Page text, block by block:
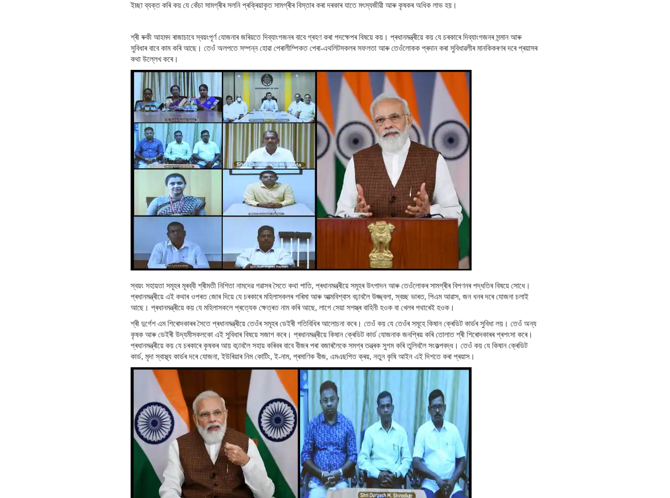
ইচ্ছা ব্যক্ত কৰি কয় যে কেঁচা সামগ্ৰীৰ সলনি প্ৰক্ৰিয়াকৃত সামগ্ৰীৰ বিস্তাৰ কৰা দৰকাৰ যাতে মৎস্যজীৱী আৰু কৃষকৰ অধিক লাভ হয়।
শ্ৰী ৰুকী আহমদ ৰাজাচাবে স্বয়ংপূৰ্ণ যোজনাৰ জৰিয়তে দিব্যাংগজনৰ বাবে গ্ৰহণ কৰা পদক্ষেপৰ বিষয়ে কয়। প্ৰধানমন্ত্ৰীয়ে কয় যে চৰকাৰে দিব্যাংগজনৰ সন্মান আৰু
সুবিধাৰ বাবে কাম কৰি আছে। তেওঁ অলপতে সম্পন্ন হোৱা পেৰালীম্পিকত পেৰা-এথলিটসকলৰ সফলতা আৰু তেওঁলোকক প্ৰদান কৰা সুবিধাৱলীৰ মানকিকৰণৰ দৰে প্ৰয়াসৰ
কথা উল্লেখ কৰে।
স্বয়ং সহায়তা সমূহৰ মূৰব্বী শ্ৰীমতী নিশিতা নামদেৱ গৱাসৰ সৈতে কথা পাতি, প্ৰধানমন্ত্ৰীয়ে সমূহৰ উৎপাদন আৰু তেওঁলোকৰ সামগ্ৰীৰ বিপণনৰ পদ্ধতিৰ বিষয়ে সোধে।
প্ৰধানমন্ত্ৰীয়ে এই কথাৰ ওপৰত জোৰ দিয়ে যে চৰকাৰে মহিলাসকলৰ গৰিমা আৰু আত্মবিশ্বাস বঢ়াবলৈ উজ্জ্বলা, স্বচ্ছ ভাৰত, পিএম আৱাস, জন ধনৰ দৰে যোজনা চলাই
আছে। প্ৰধানমন্ত্ৰীয়ে কয় যে মহিলাসকলে প্ৰত্যেক ক্ষেত্ৰত নাম কৰি আছে, লাগে সেয়া সশস্ত্ৰ বাহিনী হওক বা খেলৰ পথাৰেই হওক।
শ্ৰী দুৰ্গেশ এম শিৰোদকাৰৰ সৈতে প্ৰধানমন্ত্ৰীয়ে তেওঁৰ সমূহৰ ডেইৰী গতিবিধিৰ আলোচনা কৰে। তেওঁ কয় যে তেওঁৰ সমূহে কিষান ক্ৰেডিট কাৰ্ডৰ সুবিধা লয়। তেওঁ অন্য
কৃষক আৰু ডেইৰী উদ্যমীসকলকো এই সুবিধাৰ বিষয়ে সজাগ কৰে। প্ৰধানমন্ত্ৰীয়ে কিষান ক্ৰেডিট কাৰ্ড যোজনাক জনপ্ৰিয় কৰি তোলাত শ্ৰী শিৰোদকাৰৰ প্ৰশংসা কৰে।
প্ৰধানমন্ত্ৰীয়ে কয় যে চৰকাৰে কৃষকৰ আয় বঢ়াবলৈ সহায় কৰিবৰ বাবে বীজৰ পৰা বজাৰলৈকে সমগ্ৰ তন্ত্ৰক সুগম কৰি তুলিবলৈ সংকল্পবদ্ধ। তেওঁ কয় যে কিষান ক্ৰেডিট
কাৰ্ড, মৃদা স্বাস্থ্য কাৰ্ডৰ দৰে যোজনা, ইউৰিয়াৰ নিম কোটিং, ই-নাম, প্ৰমাণিক বীজ, এমএছপিত ক্ৰয়, নতুন কৃষি আইন এই দিশতে কৰা প্ৰয়াস।